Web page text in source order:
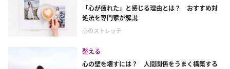
「心が疲れた」と感じる理由とは？ おすすめ対
処法を専門家が解説
心のストレッチ
整える
心の壁を壊すには？ 人間関係をうまく構築する